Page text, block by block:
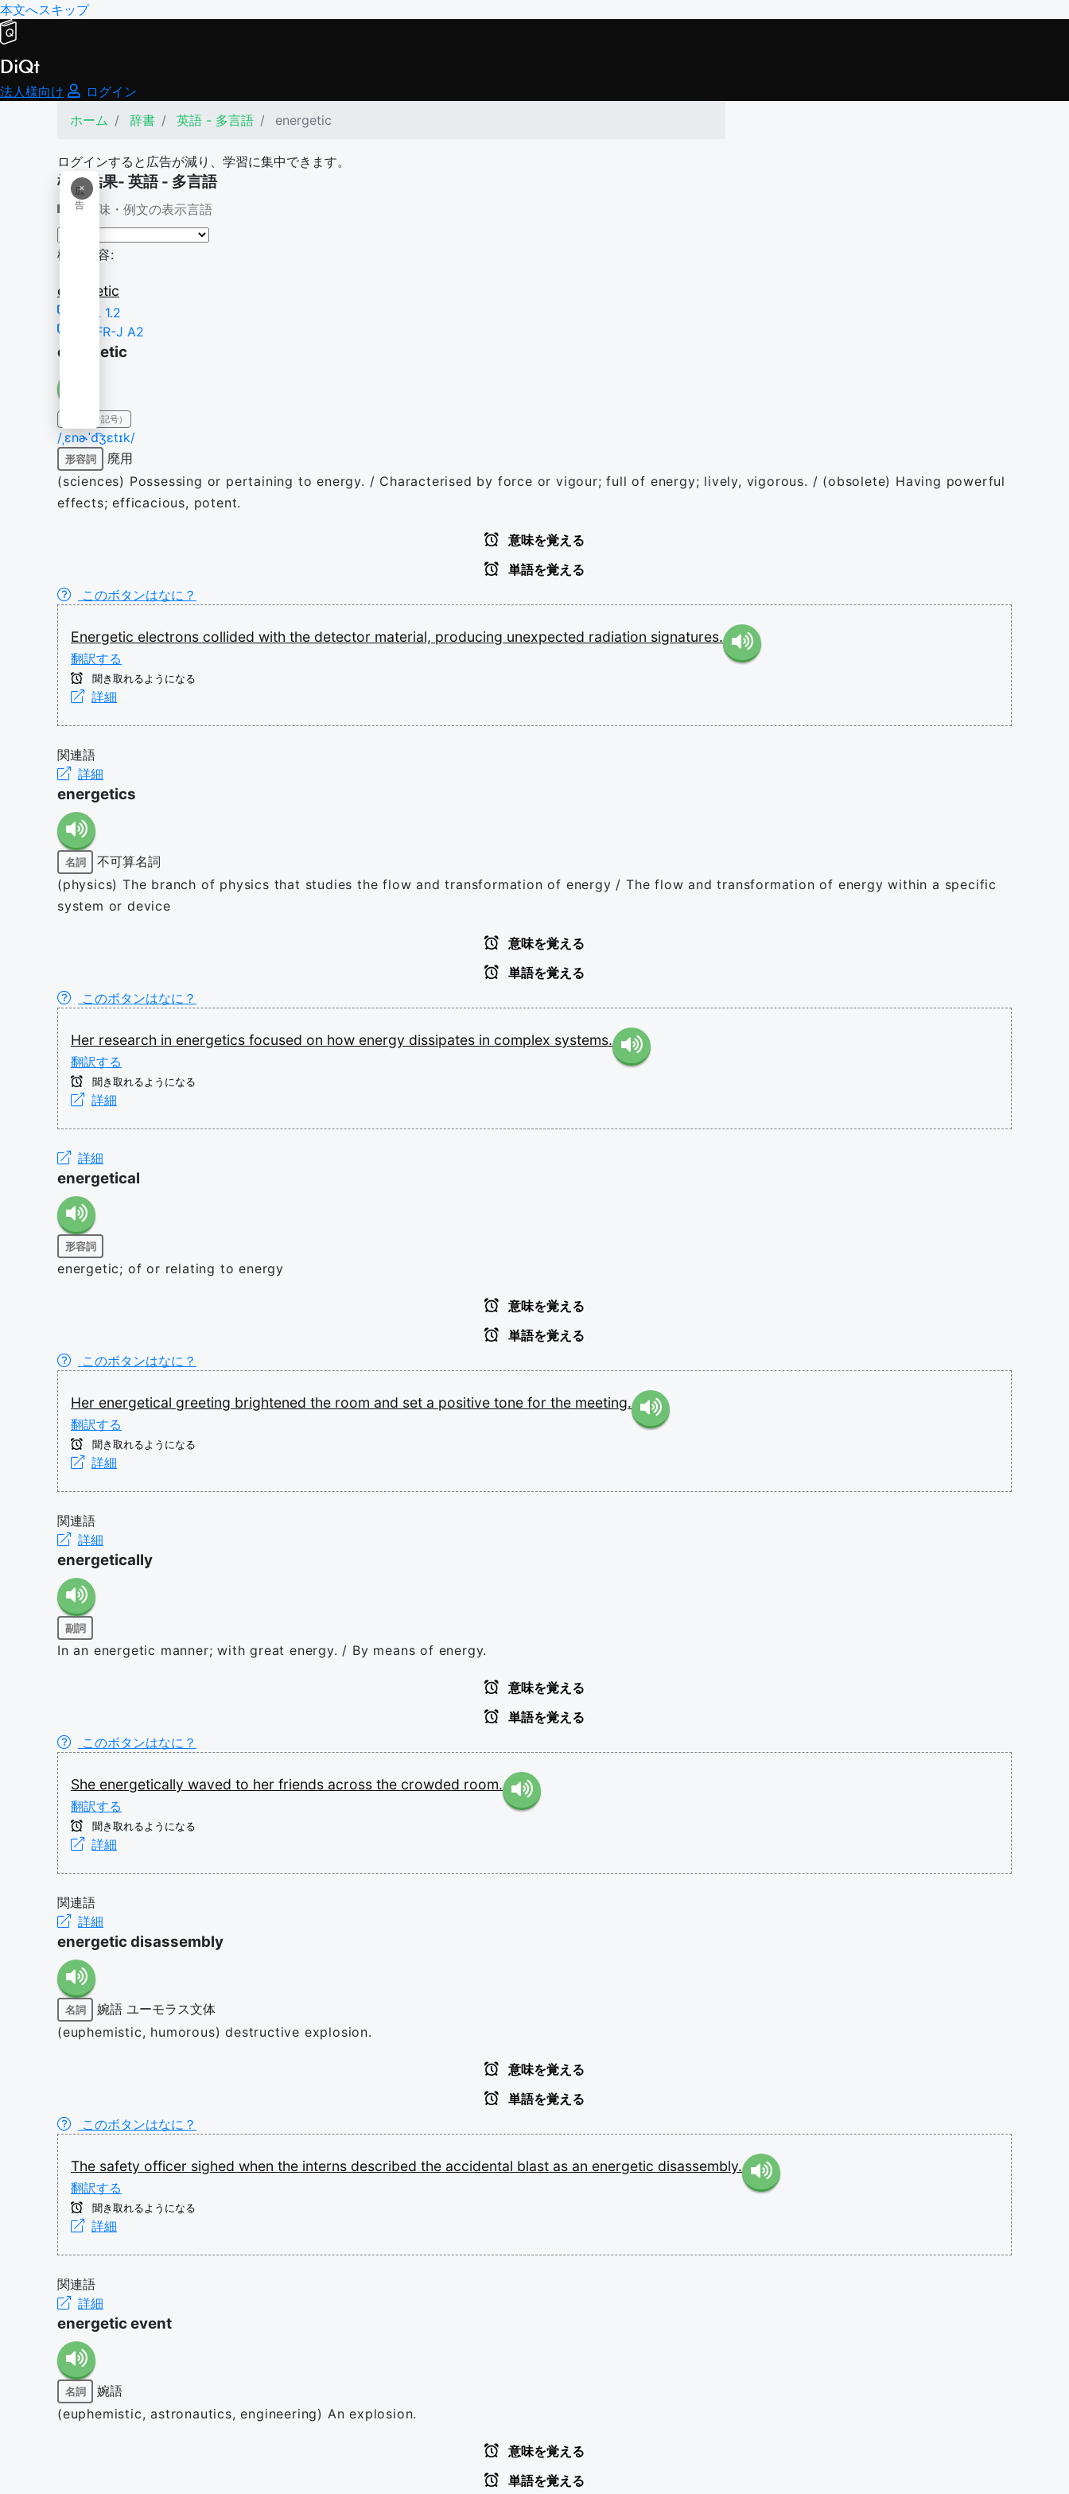
本文へスキップ
DiQt
法人様向け
ログイン
ホーム
辞書 英語 - 多言語 energetic
ログインすると広告が減り、学習に集中できます。
×
広
告
検索結果- 英語 - 多言語
意味・例文の表示言語
検索内容:
energetic
TSL 1.2
CEFR-J A2
energetic
IPA（発音記号）
/ˌɛnɚˈd͡ʒɛtɪk/
形容詞
廃用
(sciences) Possessing or pertaining to energy. / Characterised by force or vigour; full of energy; lively, vigorous. / (obsolete) Having powerful
effects; efficacious, potent.
意味を覚える
単語を覚える
このボタンはなに？
Energetic electrons collided with the detector material, producing unexpected radiation signatures.
翻訳する
聞き取れるようになる
詳細
関連語
詳細
energetics
名詞
不可算名詞
(physics) The branch of physics that studies the flow and transformation of energy / The flow and transformation of energy within a specific
system or device
意味を覚える
単語を覚える
このボタンはなに？
Her research in energetics focused on how energy dissipates in complex systems.
翻訳する
聞き取れるようになる
詳細
詳細
energetical
形容詞
energetic; of or relating to energy
意味を覚える
単語を覚える
このボタンはなに？
Her energetical greeting brightened the room and set a positive tone for the meeting.
翻訳する
聞き取れるようになる
詳細
関連語
詳細
energetically
副詞
In an energetic manner; with great energy. / By means of energy.
意味を覚える
単語を覚える
このボタンはなに？
She energetically waved to her friends across the crowded room.
翻訳する
聞き取れるようになる
詳細
関連語
詳細
energetic disassembly
名詞 婉語 ユーモラス文体
(euphemistic, humorous) destructive explosion.
意味を覚える
単語を覚える
このボタンはなに？
The safety officer sighed when the interns described the accidental blast as an energetic disassembly.
翻訳する
聞き取れるようになる
詳細
関連語
詳細
energetic event
名詞
婉語
(euphemistic, astronautics, engineering) An explosion.
意味を覚える
単語を覚える